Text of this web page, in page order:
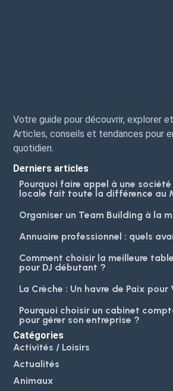
Votre guide pour découvrir, explorer
Articles, conseils et tendances pour
quotidien.
Derniers articles
Pourquoi faire appel à une
locale fait toute la différence au
Organiser un Team Building à la
Annuaire professionnel : quels
Comment choisir la meilleure
pour DJ débutant ?
La Crèche : Un havre de Paix
Pourquoi choisir un cabinet
pour gérer son entreprise ?
Catégories
Activités / Loisirs
Actualités
Animaux